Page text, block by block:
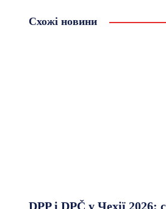
Схожі новини
DPP і DPČ у Чехії 2026: